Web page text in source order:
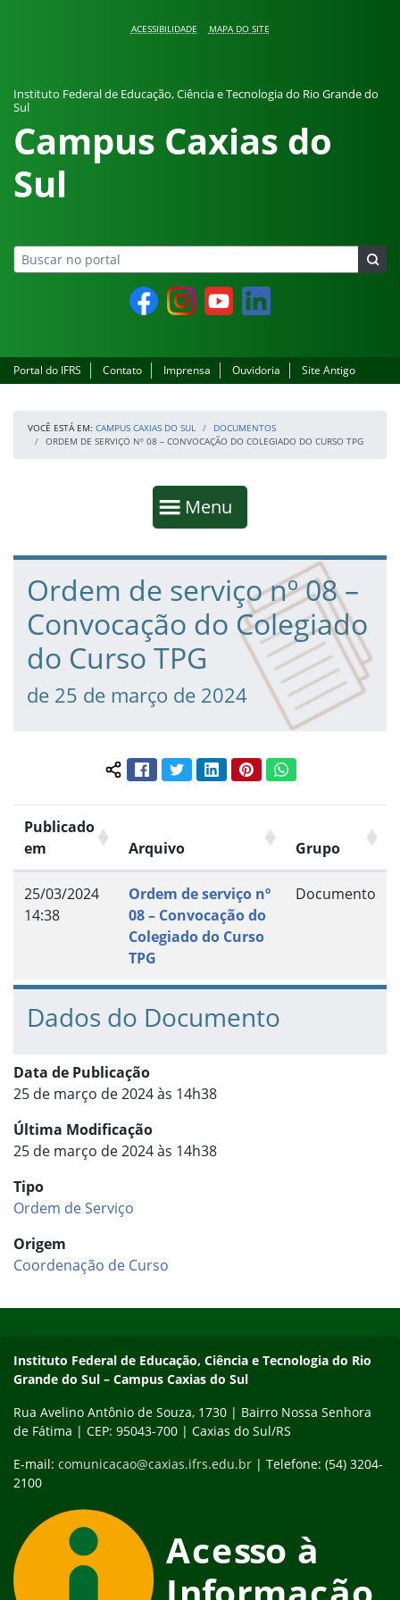
ACESSIBILIDADE MAPA DO SITE
Instituto Federal de Educação, Ciência e Tecnologia do Rio Grande do
Sul
Campus Caxias do
Sul
FacebookInstagramYouTube LinkedIn
Portal do IFRS Contato Imprensa Ouvidoria Site Antigo
VOCÊ ESTÁ EM: CAMPUS CAXIAS DO SUL
DOCUMENTOS
ORDEM DE SERVIÇO Nº 08 – CONVOCAÇÃO DO COLEGIADO DO CURSO TPG
Mostrar
Menu
Fim da navegação
Início do conteúdo
Ordem de serviço nº 08 –
Convocação do Colegiado
do Curso TPG
de 25 de março de 2024
Compartilhar conteúdo:
FacebookTwitterLinkedInPinterestWhatsApp
Publicado
em
Arquivo Grupo
25/03/2024
14:38
Ordem de serviço nº
08 – Convocação do
Colegiado do Curso
TPG
Documento
Dados do Documento
Data de Publicação
25 de março de 2024 às 14h38
Última Modificação
25 de março de 2024 às 14h38
Tipo
Ordem de Serviço
Origem
Coordenação de Curso
Instituto Federal de Educação, Ciência e Tecnologia do Rio
Grande do Sul – Campus Caxias do Sul
Rua Avelino Antônio de Souza, 1730 | Bairro Nossa Senhora
de Fátima | CEP: 95043-700 | Caxias do Sul/RS
E-mail: comunicacao@caxias.ifrs.edu.br | Telefone: (54) 3204-
2100